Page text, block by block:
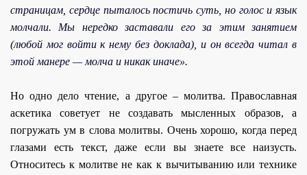
страницам, сердце пыталось постичь суть, но голос и язык
молчали. Мы нередко заставали его за этим занятием
(любой мог войти к нему без доклада), и он всегда читал в
этой манере — молча и никак иначе».
Но одно дело чтение, а другое – молитва. Православная
аскетика советует не создавать мысленных образов, а
погружать ум в слова молитвы. Очень хорошо, когда перед
глазами есть текст, даже если вы знаете все наизусть.
Относитесь к молитве не как к вычитыванию или технике